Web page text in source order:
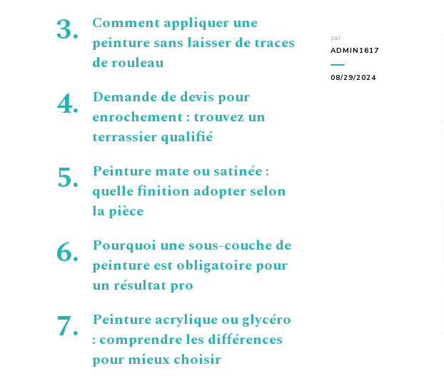
par
ADMIN1617
08/29/2024
Comment appliquer une
peinture sans laisser de traces
de rouleau
Demande de devis pour
enrochement : trouvez un
terrassier qualifié
Peinture mate ou satinée :
quelle finition adopter selon
la pièce
Pourquoi une sous-couche de
peinture est obligatoire pour
un résultat pro
Peinture acrylique ou glycéro
: comprendre les différences
pour mieux choisir